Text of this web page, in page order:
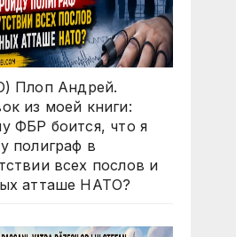
Плоп Андрей.
из моей книги:
ФБР боится, что я
полиграф в
всех послов и
атташе НАТО?